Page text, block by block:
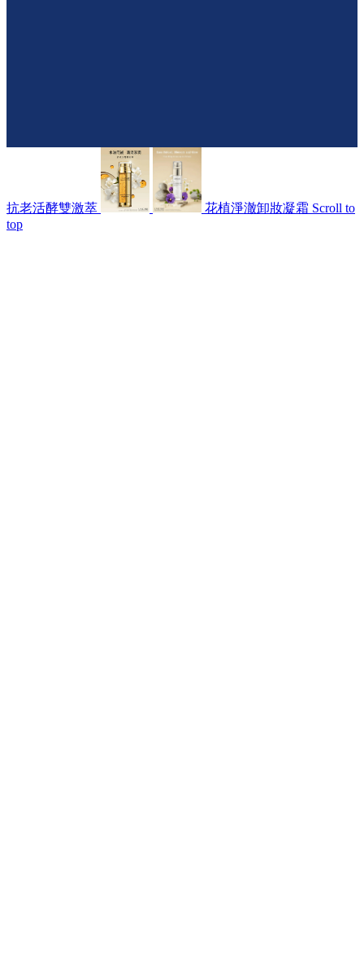
抗老活酵雙激萃 花植淨澈卸妝凝霜 Scroll to
top